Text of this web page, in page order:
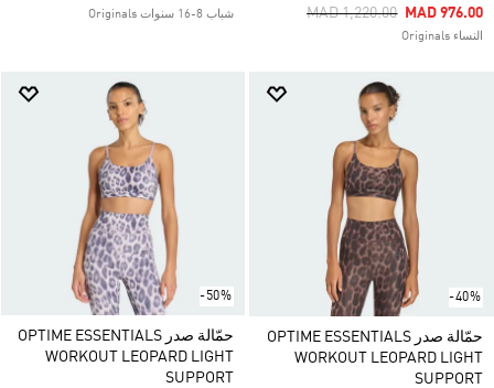
Price Reduced From
MAD 1,220.00ToMAD 976.00
النساء Originals
شباب 8-16 سنوات Originals
-40%
حمّالة صدر OPTIME ESSENTIALS
WORKOUT LEOPARD LIGHT
SUPPORT
-50%
حمّالة صدر OPTIME ESSENTIALS
WORKOUT LEOPARD LIGHT
SUPPORT